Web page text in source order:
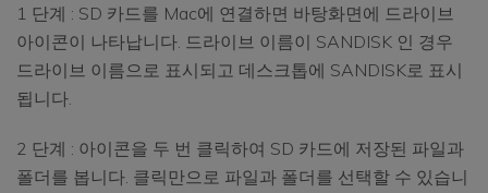
1 단계 : SD 카드를 Mac에 연결하면 바탕화면에 드라이브
아이콘이 나타납니다. 드라이브 이름이 SANDISK 인 경우
드라이브 이름으로 표시되고 데스크톱에 SANDISK로 표시
됩니다.
2 단계 : 아이콘을 두 번 클릭하여 SD 카드에 저장된 파일과
폴더를 봅니다. 클릭만으로 파일과 폴더를 선택할 수 있습니